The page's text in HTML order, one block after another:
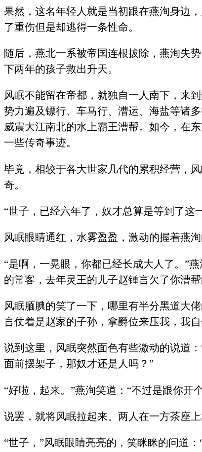
果然，这名年轻人就是当初跟在燕洵身边
了重伤但是却逃得一条性命。
随后，燕北一系被帝国连根拔除，燕洵失
下两年的孩子救出升天。
风眠不能留在帝都，就独自一人南下，来
势力遍及镖行、车马行、漕运、海盐等诸
威震大江南北的水上霸王漕帮。如今，在
一些传奇事迹。
毕竟，相较于各大世家几代的累积经营，
奇。
“世子，已经六年了，奴才总算是等到了这
风眠眼睛通红，水雾盈盈，激动的握着燕洵
“是啊，一晃眼，你都已经长成大人了。”
的常客，去年灵王的儿子赵锺言欠了你漕
风眠腼腆的笑了一下，哪里有半分黑道大
言仗着是赵家的子孙，拿爵位来压我，我
说到这里，风眠突然面色有些激动的说道
面前摆架子，那奴才还是人吗？”
“好啦，起来。”燕洵笑道：“不过是跟你开
说罢，就将风眠拉起来。两人在一方茶座
“世子，”风眠眼睛亮亮的，笑眯眯的问道